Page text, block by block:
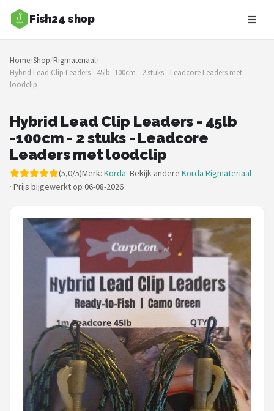
Fish24 shop
Zoeken
NAVIGATIE
Shop
Merken
Blog
Hengelsoorten
Hengels
Molens
Kunstaas
Shop
POPULAIRE MERKEN
Westin
Spro
Home/Shop/Rigmateriaal/
Hybrid Lead Clip Leaders - 45lb -100cm - 2 stuks - Leadcore Leaders met
loodclip
Hybrid Lead Clip Leaders - 45lb
-100cm - 2 stuks - Leadcore
Leaders met loodclip
(5,0/5)Merk: Korda· Bekijk andere Korda Rigmateriaal
· Prijs bijgewerkt op 06-08-2026